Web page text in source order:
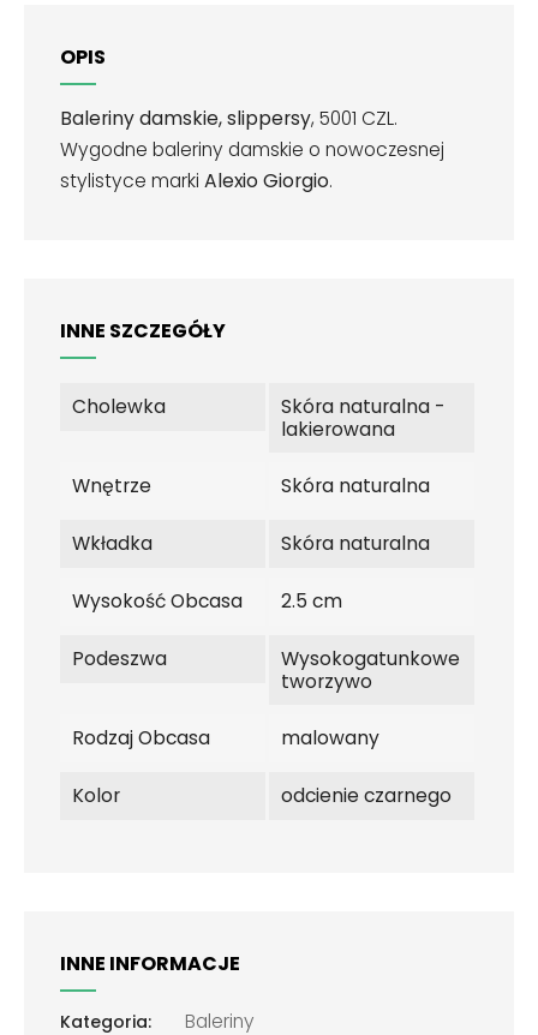
OPIS
Baleriny damskie, slippersy, 5001 CZL.
Wygodne baleriny damskie o nowoczesnej
stylistyce marki Alexio Giorgio.
INNE SZCZEGÓŁY
Cholewka
Skóra naturalna -
lakierowana
Wnętrze Skóra naturalna
Wkładka Skóra naturalna
Wysokość Obcasa 2.5 cm
Podeszwa
Wysokogatunkowe
tworzywo
Rodzaj Obcasa malowany
Kolor odcienie czarnego
INNE INFORMACJE
Kategoria: Baleriny